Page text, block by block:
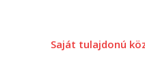
Saját tulajdonú